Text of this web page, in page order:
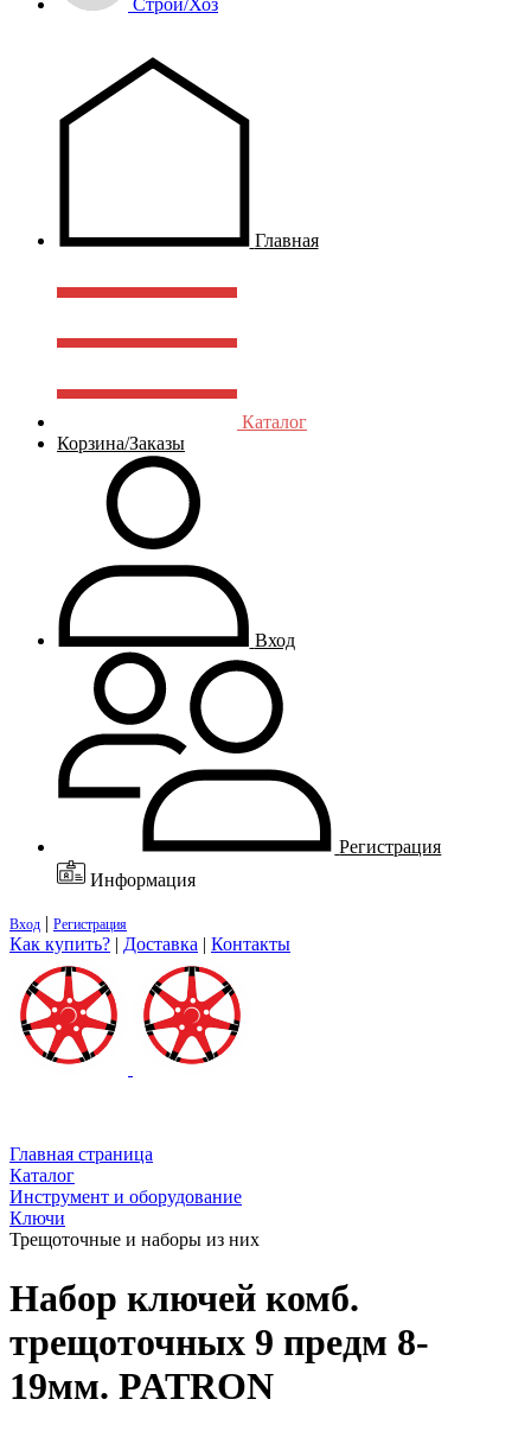
Строй/Хоз
Главная
Каталог
Корзина/Заказы
Вход
Регистрация
Информация
Вход | Регистрация
Как купить? | Доставка | Контакты
Главная страница
Каталог
Инструмент и оборудование
Ключи
Трещоточные и наборы из них
Набор ключей комб.
трещоточных 9 предм 8-
19мм. PATRON